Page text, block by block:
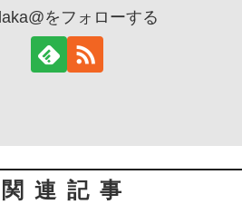
をフォローする
関連記事